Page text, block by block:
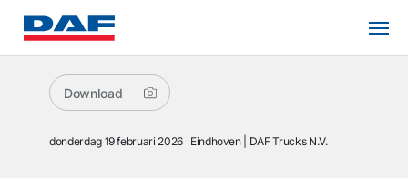
Download
donderdag 19 februari 2026 Eindhoven DAF Trucks N.V.